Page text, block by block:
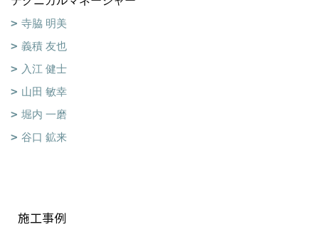
寺脇 明美
義積 友也
入江 健士
山田 敏幸
堀内 一磨
谷口 鉱来
施工事例